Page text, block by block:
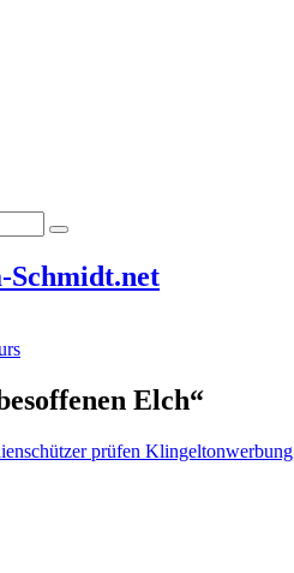
Schmidt.net
Elch“
prüfen Klingeltonwerbung